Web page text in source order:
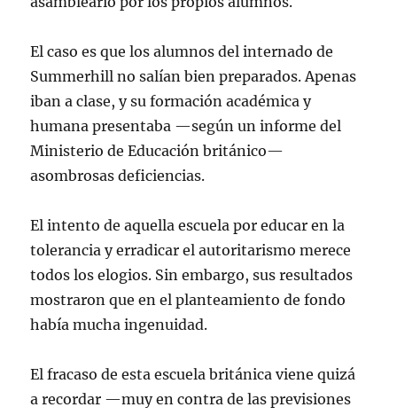
El caso es que los alumnos del internado de
Summerhill no salían bien preparados. Apenas
iban a clase, y su formación académica y
humana presentaba —según un informe del
Ministerio de Educación británico—
asombrosas deficiencias.
El intento de aquella escuela por educar en la
tolerancia y erradicar el autoritarismo merece
todos los elogios. Sin embargo, sus resultados
mostraron que en el planteamiento de fondo
había mucha ingenuidad.
El fracaso de esta escuela británica viene quizá
a recordar —muy en contra de las previsiones